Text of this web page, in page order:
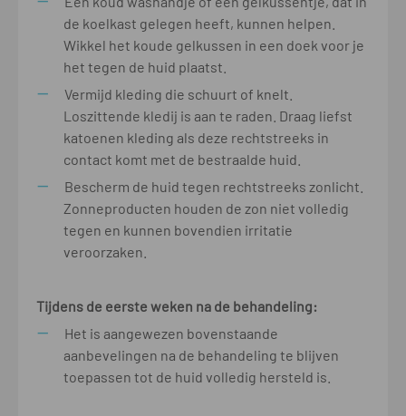
de koelkast gelegen heeft, kunnen helpen.
Wikkel het koude gelkussen in een doek voor je
het tegen de huid plaatst.
Vermijd kleding die schuurt of knelt.
Loszittende kledij is aan te raden. Draag liefst
katoenen kleding als deze rechtstreeks in
contact komt met de bestraalde huid.
Bescherm de huid tegen rechtstreeks zonlicht.
Zonneproducten houden de zon niet volledig
tegen en kunnen bovendien irritatie
veroorzaken.
Tijdens de eerste weken na de behandeling:
Het is aangewezen bovenstaande
aanbevelingen na de behandeling te blijven
toepassen tot de huid volledig hersteld is.